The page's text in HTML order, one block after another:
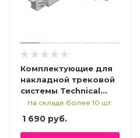
Комплектующие для
накладной трековой
системы Technical
TRA005CS-31W
На складе более 10 шт.
1 690 руб.